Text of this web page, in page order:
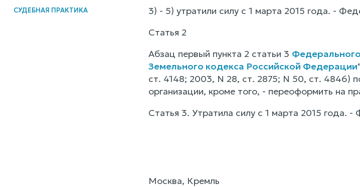
СУДЕБНАЯ ПРАКТИКА
3) - 5) утратили силу с 1 марта 2015 года. -
Статья 2
Абзац первый пункта 2 статьи 3
Земельного кодекса Российской Федерации
ст. 4148; 2003, N 28, ст. 2875; N 50, ст. 4846)
организации, кроме того, - переоформить на
Статья 3. Утратила силу с 1 марта 2015 года.
Москва, Кремль